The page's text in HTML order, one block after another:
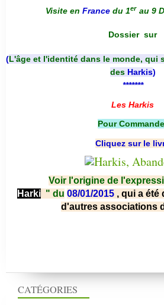
CATÉGORIES
Visite en France du 1er au 9
Dossier sur
(L'âge et l'identité dans le monde, qui
des Harkis)
*******
Les Harkis
Pour
Cliquez sur le
Voir l'origine de
Harki " du 08/01/2015 , qui a été
d'autres associations